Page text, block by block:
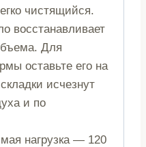
чистящийся.
восстанавливает
Для
оставьте его на
исчезнут
и по
нагрузка — 120